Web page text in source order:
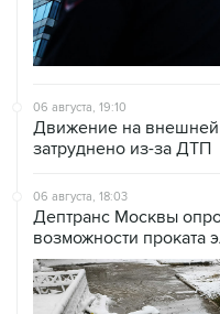
06 августа, 19:10
Движение на
затруднено из-за ДТП
06 августа, 18:03
Дептранс Москвы
возможности проката